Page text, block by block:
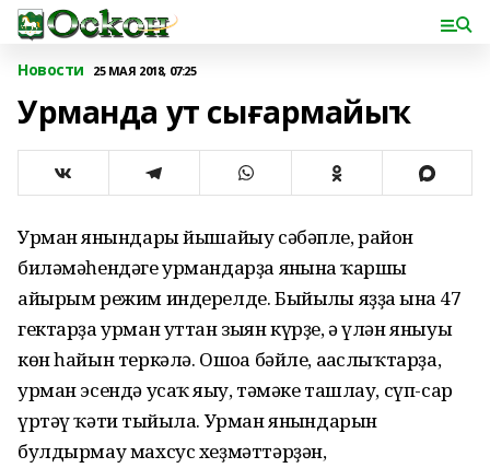
Новости 25 МАЯ 2018, 07:25
Урманда ут сығармайыҡ
Урман янғындары йышайыу сәбәпле, район
биләмәһендәге урмандарҙа янғынға ҡаршы
айырым режим индерелде. Быйылғы яҙҙа ғына 47
гектарҙа урман уттан зыян күрҙе, ә үлән яныуы
көн һайын теркәлә. Ошоға бәйле, ағаслыҡтарҙа,
урман эсендә усаҡ яғыу, тәмәке ташлау, сүп-сар
үртәү ҡәтғи тыйыла. Урман янғындарын
булдырмау махсус хеҙмәттәрҙән,